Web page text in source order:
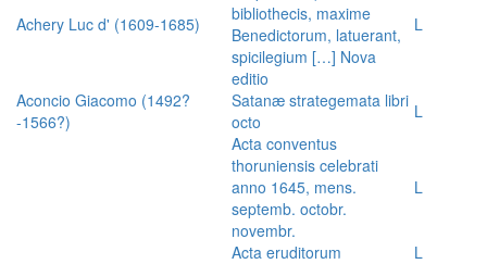
Achery Luc d' (1609-1685)
bibliothecis, maxime
Benedictorum, latuerant,
spicilegium […] Nova
editio
L
Aconcio Giacomo (1492?
-1566?)
Satanæ strategemata libri
octo
L
Acta conventus
thoruniensis celebrati
anno 1645, mens.
septemb. octobr.
novembr.
L
Acta eruditorum
L